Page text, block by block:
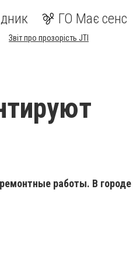
ГО Має сенс
Звіт про прозорість JTI
работы. В